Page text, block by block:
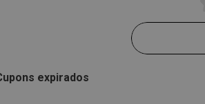
expirados